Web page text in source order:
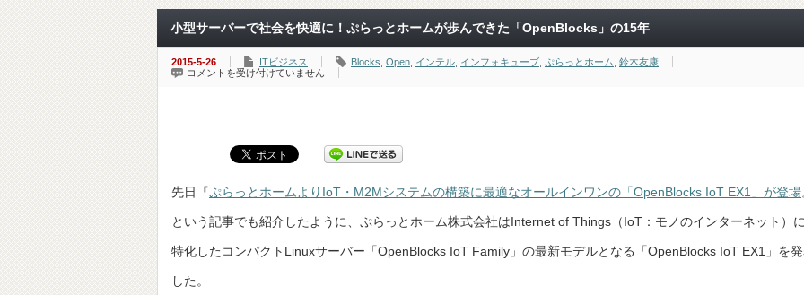
小型サーバーで社会を快適に！ぷらっとホームが歩んできた「OpenBlocks」の15年
2015-5-26 ITビジネス Blocks Open インテル インフォキューブ ぷらっとホーム 鈴木友康
小
適
に！
ら
と
ホ
ム
が
コメントを受け付けていません
先日『ぷらっとホームよりIoT・M2Mシステムの構築に最適なオールインワンの「OpenBlocks IoT EX1」が登場
という記事でも紹介したように、ぷらっとホーム株式会社はInternet of Things（IoT：モノのインターネット）に
特化したコンパクトLinuxサーバー「OpenBlocks IoT Family」の最新モデルとなる「OpenBlocks IoT EX1」を
した。